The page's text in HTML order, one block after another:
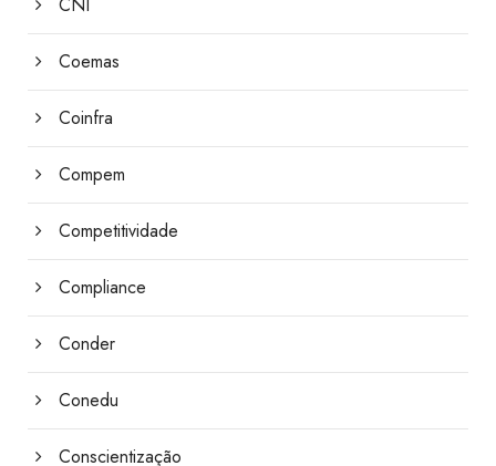
Coemas
Coinfra
Compem
Competitividade
Compliance
Conder
Conedu
Conscientização